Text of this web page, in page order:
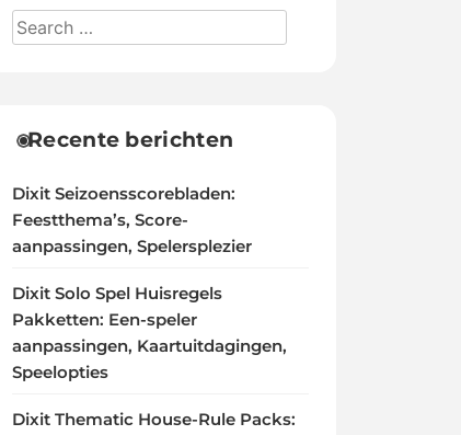
Recente berichten
Dixit Seizoensscorebladen:
Feestthema’s, Score-
aanpassingen, Spelersplezier
Dixit Solo Spel Huisregels
Pakketten: Een-speler
aanpassingen, Kaartuitdagingen,
Speelopties
Dixit Thematic House-Rule Packs: